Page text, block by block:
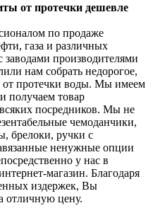
от протечки дешевле
по продаже
газа и различных
заводами производителями
нам собрать недорогое,
от протечки воды. Мы имеем
получаем товар
посредников. Мы не
чемоданчики,
брелоки, ручки с
ненужные опции
у нас в
магазин. Благодаря
издержек, Вы
отличную цену.